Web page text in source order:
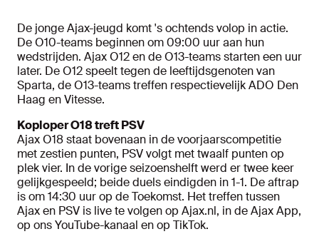
De jonge Ajax-jeugd komt 's ochtends volop in actie.
De O10-teams beginnen om 09:00 uur aan hun
wedstrijden. Ajax O12 en de O13-teams starten een uur
later. De O12 speelt tegen de leeftijdsgenoten van
Sparta, de O13-teams treffen respectievelijk ADO Den
Haag en Vitesse.
Koploper O18 treft PSV
Ajax O18 staat bovenaan in de voorjaarscompetitie
met zestien punten, PSV volgt met twaalf punten op
plek vier. In de vorige seizoenshelft werd er twee keer
gelijkgespeeld; beide duels eindigden in 1-1. De aftrap
is om 14:30 uur op de Toekomst. Het treffen tussen
Ajax en PSV is live te volgen op Ajax.nl, in de Ajax App,
op ons YouTube-kanaal en op TikTok.